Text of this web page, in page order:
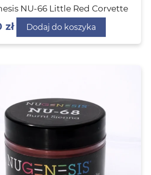
NU-66 Little Red Corvette
zł Dodaj do koszyka